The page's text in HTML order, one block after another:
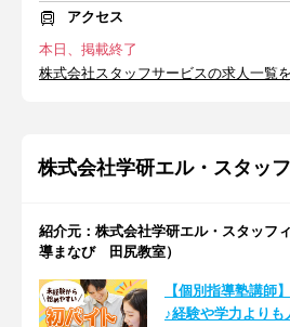
アクセス
本日、掲載終了
株式会社スタッフサービスの求人一覧
株式会社学研エル・スタッ
紹介元：株式会社学研エル・スタッフ
導まなび 田尻教室）
【個別指導塾講師
♪経験や学力より